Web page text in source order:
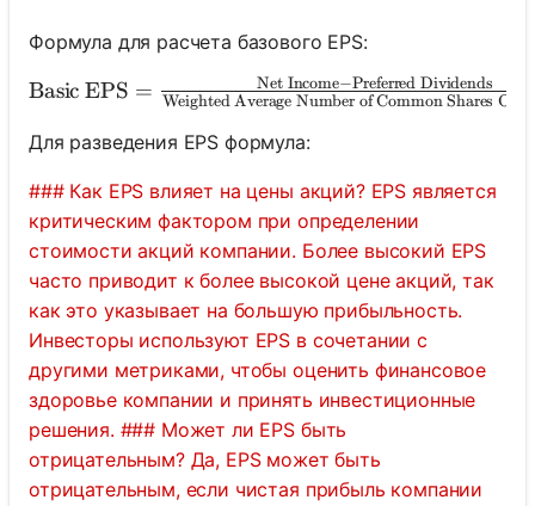
Формула для расчета базового EPS:
\text{Basic EPS} = \frac{\text{Net Income} -
Basic EPS = Weighted Average Number of Common Shares
Net Income−Preferred Dividends
Для разведения EPS формула:
### Как EPS влияет на цены акций? EPS является
критическим фактором при определении
стоимости акций компании. Более высокий EPS
часто приводит к более высокой цене акций, так
как это указывает на большую прибыльность.
Инвесторы используют EPS в сочетании с
другими метриками, чтобы оценить финансовое
здоровье компании и принять инвестиционные
решения. ### Может ли EPS быть
отрицательным? Да, EPS может быть
отрицательным, если чистая прибыль компании